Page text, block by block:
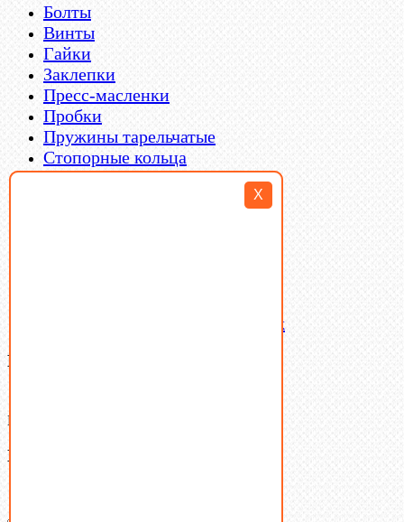
X
Болты
Винты
Гайки
Заклепки
Пресс-масленки
Пробки
Пружины тарельчатые
Стопорные кольца
Такелаж
Латунный и бронзовый крепеж
Ваша корзина
В корзине нет товаров.
Поиск